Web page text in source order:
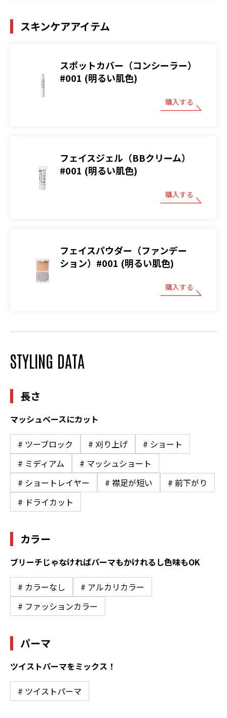
スキンケアアイテム
スポットカバー（コンシーラー）
#001 (明るい肌色)
購入する
フェイスジェル（BBクリーム）
#001 (明るい肌色)
購入する
フェイスパウダー（ファンデー
ション）#001 (明るい肌色)
購入する
STYLING DATA
長さ
マッシュベースにカット
# ツーブロック # 刈り上げ
# ショート
# ミディアム
# マッシュショート
# ショートレイヤー
# 襟足が短い
# 前下がり
# ドライカット
カラー
ブリーチじゃなければパーマもかけれるし色味もOK
# カラーなし
# アルカリカラー
# ファッションカラー
パーマ
ツイストパーマをミックス！
# ツイストパーマ